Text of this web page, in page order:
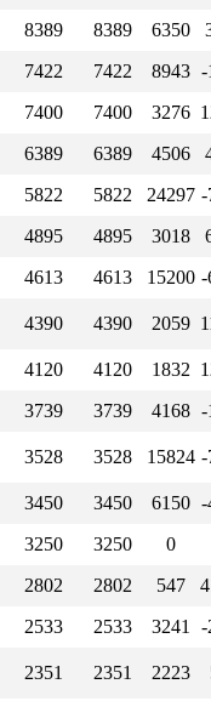
8389 8389 6350
7422 7422 8943 -
7400 7400 3276
6389 6389 4506
5822 5822 24297 -
4895 4895 3018
4613 4613 15200 -
4390 4390 2059
4120 4120 1832
3739 3739 4168 -
3528 3528 15824 -
3450 3450 6150 -
3250 3250 0
2802 2802 547
2533 2533 3241 -
2351 2351 2223